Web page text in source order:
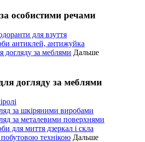
особистими речами
для взуття
антиклей, антижуйка
догляду за меблями Дальше
догляду за меблями
за шкіряними виробами
за металевими поверхнями
для миття дзеркал і скла
побутовою технікою Дальше